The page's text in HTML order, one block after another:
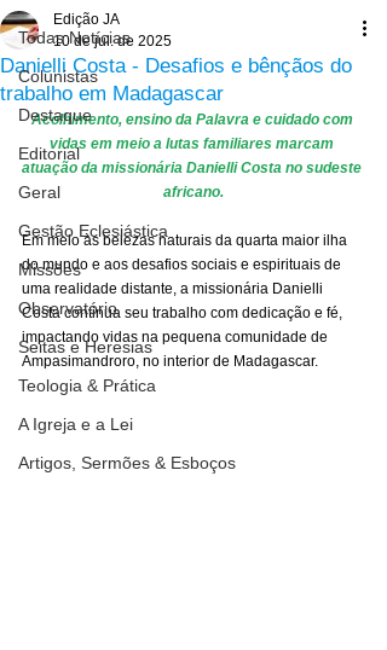
Todas Notícias
Colunistas
Destaque
Editorial
Geral
Gestão Eclesiástica
Missões
Observatório
Seitas e Heresias
Teologia & Prática
A Igreja e a Lei
Artigos, Sermões & Esboços
Danielli Costa - Desafios e bênçãos do
trabalho em Madagascar
Edição JA
10 de jul. de 2025
Acolhimento, ensino da Palavra e cuidado com
vidas em meio a lutas familiares marcam
atuação da missionária Danielli Costa no sudeste
africano.
Em meio às belezas naturais da quarta maior ilha
do mundo e aos desafios sociais e espirituais de
uma realidade distante, a missionária Danielli
Costa continua seu trabalho com dedicação e fé,
impactando vidas na pequena comunidade de
Ampasimandroro, no interior de Madagascar.